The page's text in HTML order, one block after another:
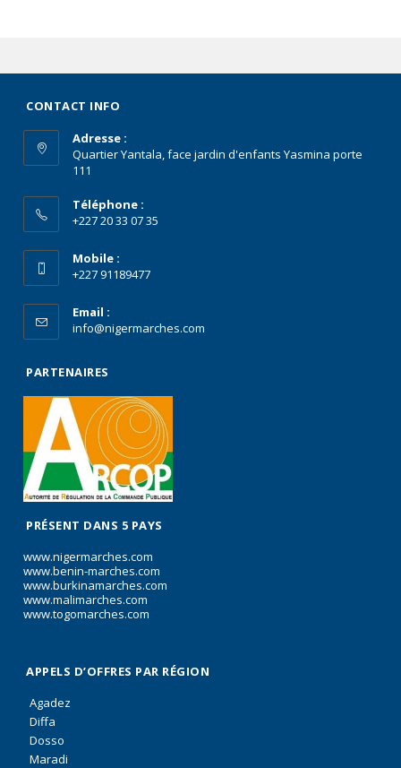
CONTACT INFO
Adresse :
Quartier Yantala, face jardin d'enfants Yasmina porte
111
Téléphone :
+227 20 33 07 35
Mobile :
+227 91189477
Email :
info@nigermarches.com
PARTENAIRES
PRÉSENT DANS 5 PAYS
www.nigermarches.com
www.benin-marches.com
www.burkinamarches.com
www.malimarches.com
www.togomarches.com
APPELS D’OFFRES PAR RÉGION
Agadez
Diffa
Dosso
Maradi